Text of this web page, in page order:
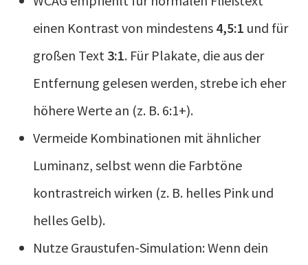
einen Kontrast von mindestens 4,5:1 und für
großen Text 3:1. Für Plakate, die aus der
Entfernung gelesen werden, strebe ich eher
höhere Werte an (z. B. 6:1+).
Vermeide Kombinationen mit ähnlicher
Luminanz, selbst wenn die Farbtöne
kontrastreich wirken (z. B. helles Pink und
helles Gelb).
Nutze Graustufen-Simulation: Wenn dein